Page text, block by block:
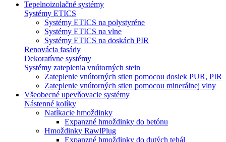
Tepelnoizolačné systémy
Systémy ETICS
Systémy ETICS na polystyréne
Systémy ETICS na vlne
Systémy ETICS na doskách PIR
Renovácia fasády
Dekoratívne systémy
Systémy zateplenia vnútorných stein
Zateplenie vnútorných stien pomocou dosiek PUR, PIR
Zateplenie vnútorných stien pomocou minerálnej vlny
Všeobecné upevňovacie systémy
Nástenné kolíky
Natĺkacie hmoždinky
Expanzné hmoždinky do betónu
Hmoždinky RawlPlug
Expanzné hmoždinky do dutých tehál